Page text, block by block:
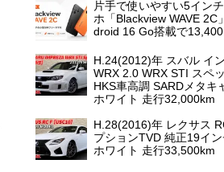
片手で使いやすい5イン
ホ「Blackview WAVE 2C
droid 16 Go搭載で13,400
H.24(2012)年 スバル イ
WRX 2.0 WRX STI スペ
HKS車高調 SARDメタキ
ホワイト 走行32,000km
H.28(2016)年 レクサス
プションTVD 純正19イ
ホワイト 走行33,500km